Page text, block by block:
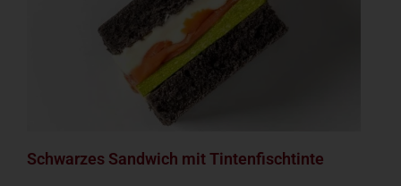
Schwarzes Sandwich mit Tintenfischtinte